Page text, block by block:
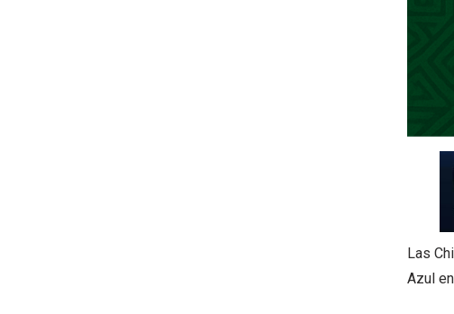
Las
Azul